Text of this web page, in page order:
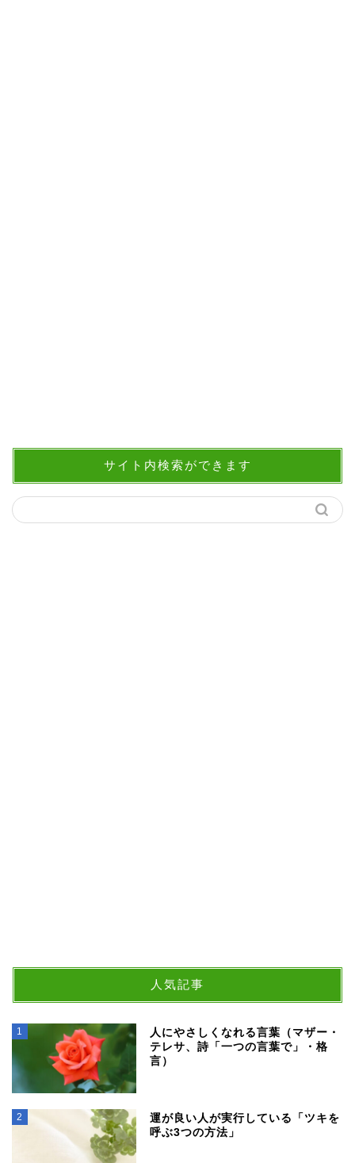
サイト内検索ができます
人気記事
1
人にやさしくなれる言葉（マザー・
テレサ、詩「一つの言葉で」・格
言）
2
運が良い人が実行している「ツキを
呼ぶ3つの方法」